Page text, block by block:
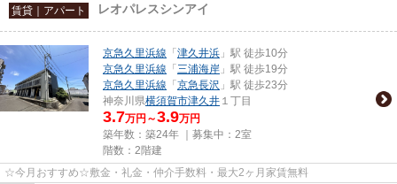
賃貸｜アパート レオパレスシンアイ
京急久里浜線 「 津久井浜 」駅 徒歩10分
京急久里浜線 「 三浦海岸 」駅 徒歩19分
京急久里浜線 「 京急長沢 」駅 徒歩23分
神奈川県横須賀市津久井 １丁目
3.7万円～3.9万円
築年数：築24年 ｜募集中： 2室
階数：2階建
☆今月おすすめ☆敷金・礼金・仲介手数料・最大2ヶ月家賃無料